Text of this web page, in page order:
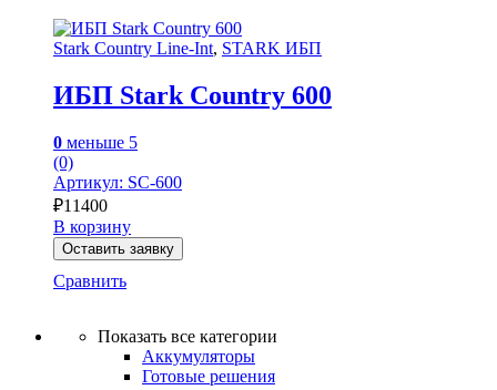
Stark Country Line-Int, STARK ИБП
ИБП Stark Country 600
0 меньше 5
(0)
Артикул: SC-600
₽11400
В корзину
Оставить заявку
Сравнить
Показать все категории
Аккумуляторы
Готовые решения